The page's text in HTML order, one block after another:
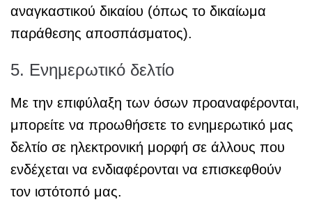
αναγκαστικού δικαίου (όπως το δικαίωμα
παράθεσης αποσπάσματος).
5. Ενημερωτικό δελτίο
Με την επιφύλαξη των όσων προαναφέρονται,
μπορείτε να προωθήσετε το ενημερωτικό μας
δελτίο σε ηλεκτρονική μορφή σε άλλους που
ενδέχεται να ενδιαφέρονται να επισκεφθούν
τον ιστότοπό μας.